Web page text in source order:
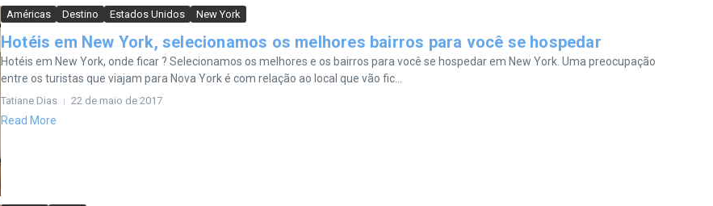
Américas Destino Estados Unidos New York
Hotéis em New York, selecionamos os melhores bairros para você se hospedar
Hotéis em New York, onde ficar ? Selecionamos os melhores e os bairros para você se hospedar em New York. Uma preocupação
entre os turistas que viajam para Nova York é com relação ao local que vão fic...
Tatiane Dias 22 de maio de 2017
Read More